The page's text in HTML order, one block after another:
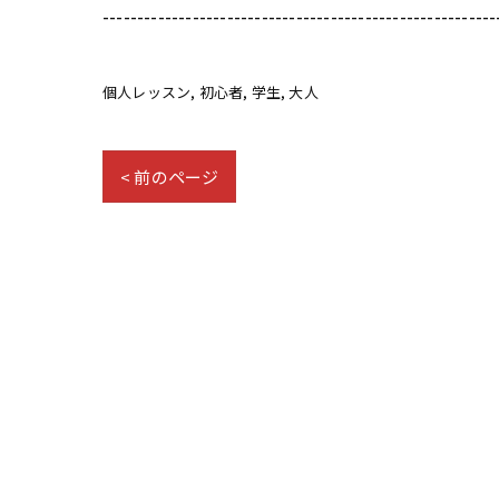
個人レッスン 初心者 学生 大人
< 前のページ